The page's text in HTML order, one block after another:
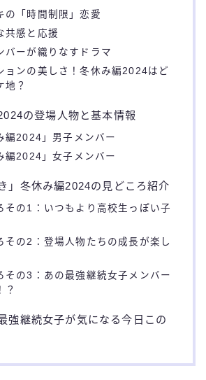
の「時間制限」恋愛
共感と応援
バーが織りなすドラマ
ョンの美しさ！冬休み編2024はど
地？
の登場人物と基本情報
編2024」男子メンバー
編2024」女子メンバー
」冬休み編2024の見どころ紹介
その1：いつもより高校生っぽい子
その2：登場人物たちの成長が楽し
その3：あの最強継続女子メンバー
？
強継続女子が気になる今日この